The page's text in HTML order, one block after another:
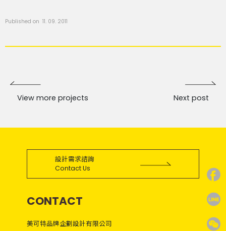
Published on 11. 09. 2011
View more projects Next post
設計需求諮詢
Contact Us
CONTACT
美可特品牌企劃設計有限公司